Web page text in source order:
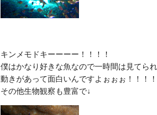
キンメモドキーーーー！！！！
僕はかなり好きな魚なので一時間は見てら
動きがあって面白いんですよぉぉぉ！！！！